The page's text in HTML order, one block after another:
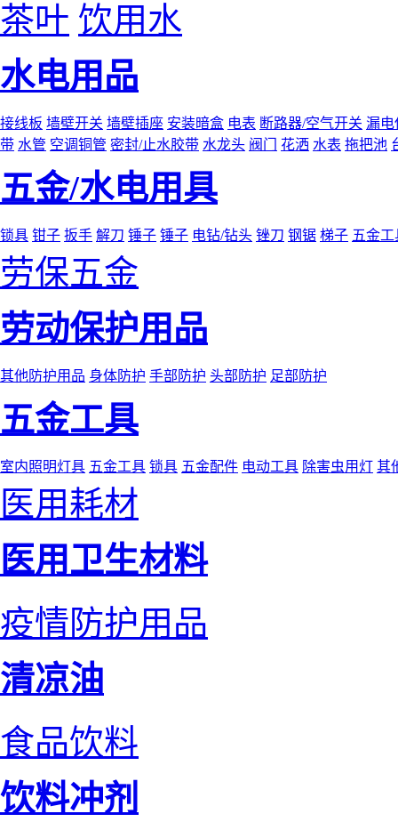
茶叶 饮用水
水电用品
接线板 墙壁开关 墙壁插座 安装暗盒 电表 断路器/空气开关 漏电
带 水管 空调铜管 密封/止水胶带 水龙头 阀门 花洒 水表 拖把池
五金/水电用具
锁具 钳子 扳手 解刀 锤子 锤子 电钻/钻头 锉刀 钢锯 梯子 五金
劳保五金
劳动保护用品
其他防护用品 身体防护 手部防护 头部防护 足部防护
五金工具
室内照明灯具 五金工具 锁具 五金配件 电动工具 除害虫用灯 其
医用耗材
医用卫生材料
疫情防护用品
清凉油
食品饮料
饮料冲剂